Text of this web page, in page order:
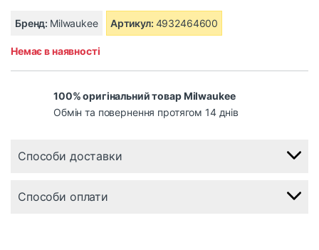
Бренд: Milwaukee Артикул: 4932464600
Немає в наявності
100% оригінальний товар Milwaukee
Обмін та повернення протягом 14 днів
Способи доставки
Способи оплати